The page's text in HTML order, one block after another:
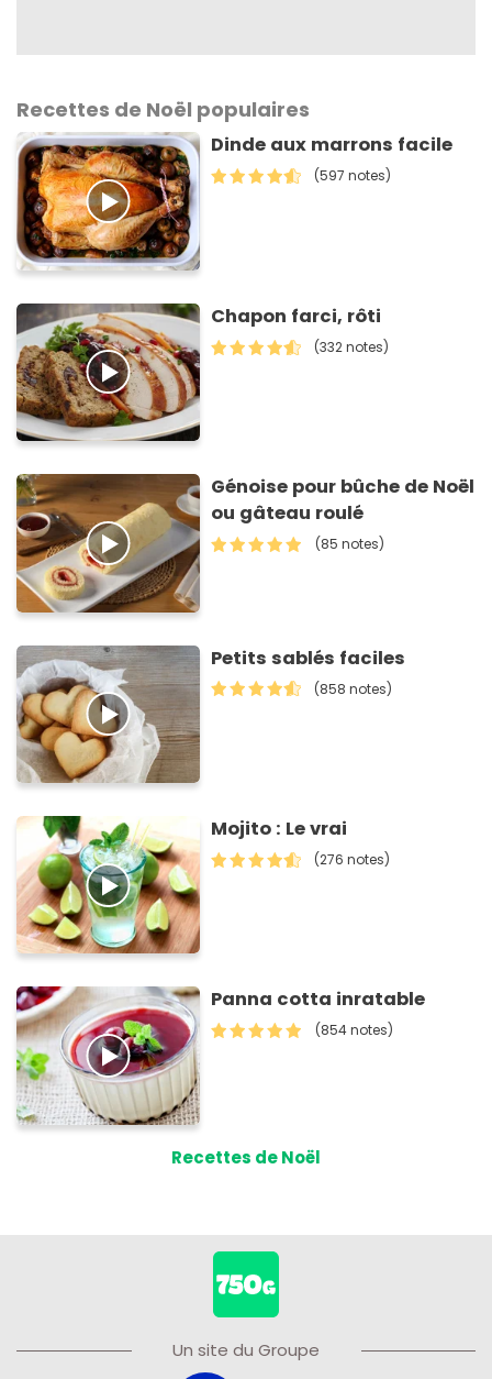
Recettes de Noël populaires
Dinde aux marrons facile
(597 notes)
Chapon farci, rôti
(332 notes)
Génoise pour bûche de Noël
ou gâteau roulé
(85 notes)
Petits sablés faciles
(858 notes)
Mojito : Le vrai
(276 notes)
Panna cotta inratable
(854 notes)
Recettes de Noël
Un site du Groupe